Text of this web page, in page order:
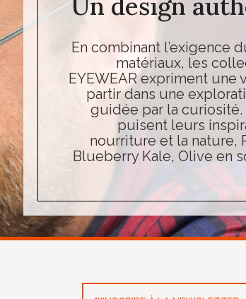
En combinant l’exigence
matériaux, les
EYEWEAR expriment une
partir dans une
guidée par la
puisent leurs
nourriture et la nature,
Blueberry Kale, Olive en